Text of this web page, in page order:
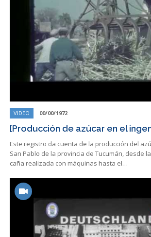
VIDEO 00/00/1972
[Producción de azúcar en el
Este registro da cuenta de la producción del
San Pablo de la provincia de Tucumán, desde
caña realizada con máquinas hasta el…